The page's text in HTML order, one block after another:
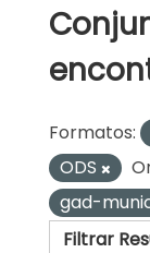
Formatos:
ODS
gad-
Filtrar